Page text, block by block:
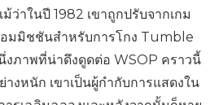
ว่าในปี 1982 เขาถูกปรับจากเกม
มมิชชันสำหรับการโกง Tumble
งภาพที่น่าดึงดูดต่อ WSOP คราวนี้
างหนัก เขาเป็นผู้กำกับการแสดงใน